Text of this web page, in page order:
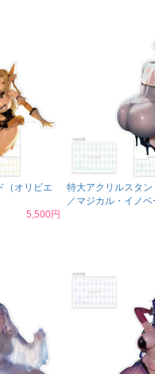
（オリビエ
5,500円
特大アクリルスタン
／マジカル・イノベ